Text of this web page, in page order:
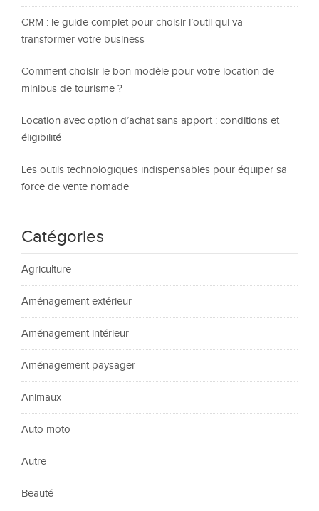
CRM : le guide complet pour choisir l’outil qui va
transformer votre business
Comment choisir le bon modèle pour votre location de
minibus de tourisme ?
Location avec option d’achat sans apport : conditions et
éligibilité
Les outils technologiques indispensables pour équiper sa
force de vente nomade
Catégories
Agriculture
Aménagement extérieur
Aménagement intérieur
Aménagement paysager
Animaux
Auto moto
Autre
Beauté